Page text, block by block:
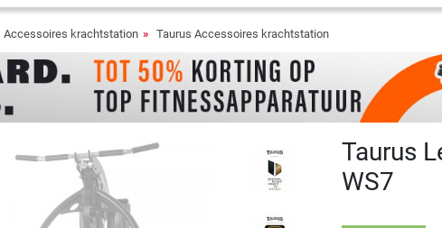
Accessoires krachtstation Taurus Accessoires krachtstation
Taurus
WS7